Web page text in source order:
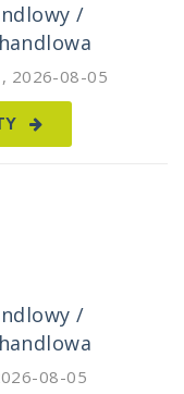
/
, 2026-08-05
/
08-05